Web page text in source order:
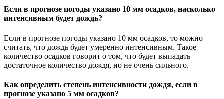
Если в прогнозе погоды указано 10 мм осадков, насколько
интенсивным будет дождь?
Если в прогнозе погоды указано 10 мм осадков, то можно
считать, что дождь будет умеренно интенсивным. Такое
количество осадков говорит о том, что будет выпадать
достаточное количество дождя, но не очень сильного.
Как определить степень интенсивности дождя, если в
прогнозе указано 5 мм осадков?